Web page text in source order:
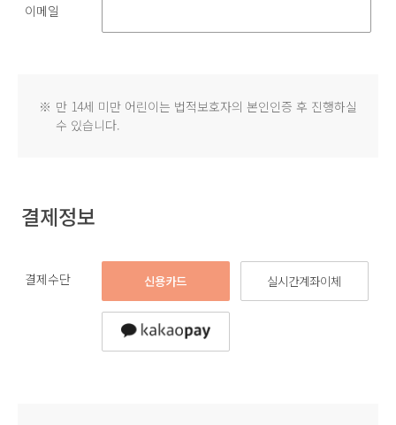
이메일
※ 만 14세 미만 어린이는 법적보호자의 본인인증 후 진행하실
수 있습니다.
결제정보
결제수단 신용카드 실시간계좌이체